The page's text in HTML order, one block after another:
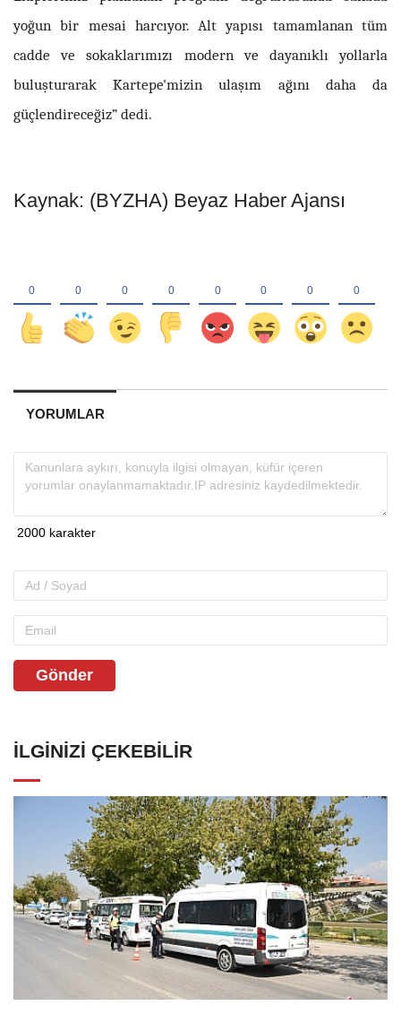
yoğun bir mesai harcıyor. Alt yapısı tamamlanan tüm
cadde ve sokaklarımızı modern ve dayanıklı yollarla
buluşturarak Kartepe'mizin ulaşım ağını daha da
güçlendireceğiz” dedi.
Kaynak: (BYZHA) Beyaz Haber Ajansı
YORUMLAR
Gönder
İLGINIZI ÇEKEBILIR